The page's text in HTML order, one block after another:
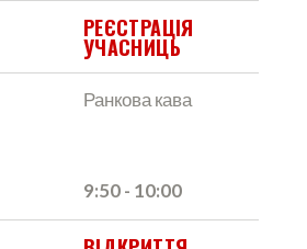
РЕЄСТРАЦІЯ
УЧАСНИЦЬ
Ранкова кава
9:50 - 10:00